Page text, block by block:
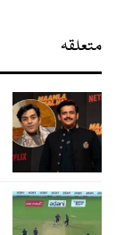
متعلقہ